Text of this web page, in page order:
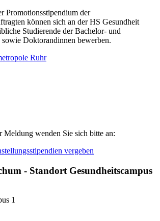
Promotionsstipendium der
können sich an der HS Gesundheit
Studierende der Bachelor- und
sowie Doktorandinnen bewerben.
Ruhr
Meldung wenden Sie sich bitte an:
- Standort Gesundheitscampus
1